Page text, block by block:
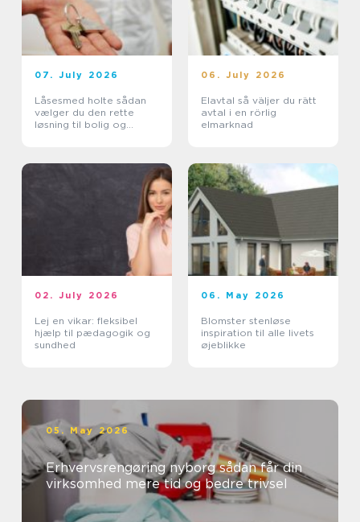
07. July 2026
Låsesmed holte sådan
vælger du den rette
løsning til bolig og
06. July 2026
Elavtal så väljer du rätt
avtal i en rörlig
elmarknad
02. July 2026
Lej en vikar: fleksibel
hjælp til pædagogik og
sundhed
06. May 2026
Blomster stenløse
inspiration til alle livets
øjeblikke
05. May 2026
Erhvervsrengøring nyborg sådan får din
virksomhed mere tid og bedre trivsel